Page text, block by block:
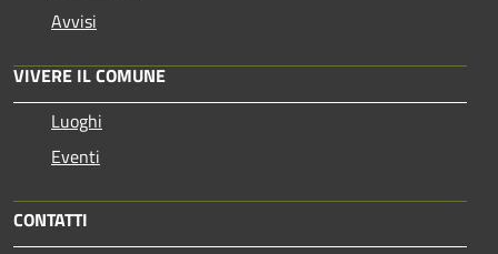
Avvisi
VIVERE IL COMUNE
Luoghi
Eventi
CONTATTI